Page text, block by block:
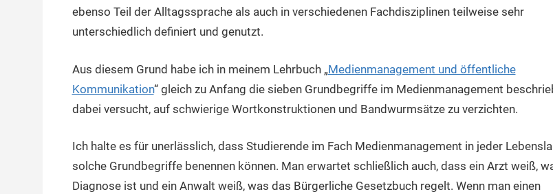
2024
ebenso Teil der Alltagssprache als auch in verschiedenen Fachdisziplinen teilweise sehr
unterschiedlich definiert und genutzt.
Aus diesem Grund habe ich in meinem Lehrbuch „Medienmanagement und öffentliche
Kommunikation“ gleich zu Anfang die sieben Grundbegriffe im Medienmanagement
dabei versucht, auf schwierige Wortkonstruktionen und Bandwurmsätze zu verzichten.
Ich halte es für unerlässlich, dass Studierende im Fach Medienmanagement in jeder
solche Grundbegriffe benennen können. Man erwartet schließlich auch, dass ein Arzt weiß,
Diagnose ist und ein Anwalt weiß, was das Bürgerliche Gesetzbuch regelt. Wenn man einen